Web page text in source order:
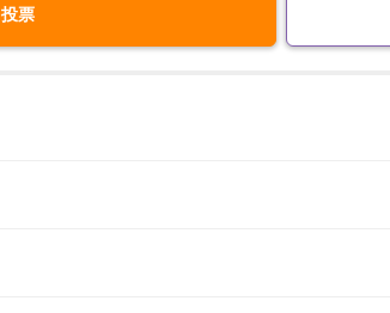
投票